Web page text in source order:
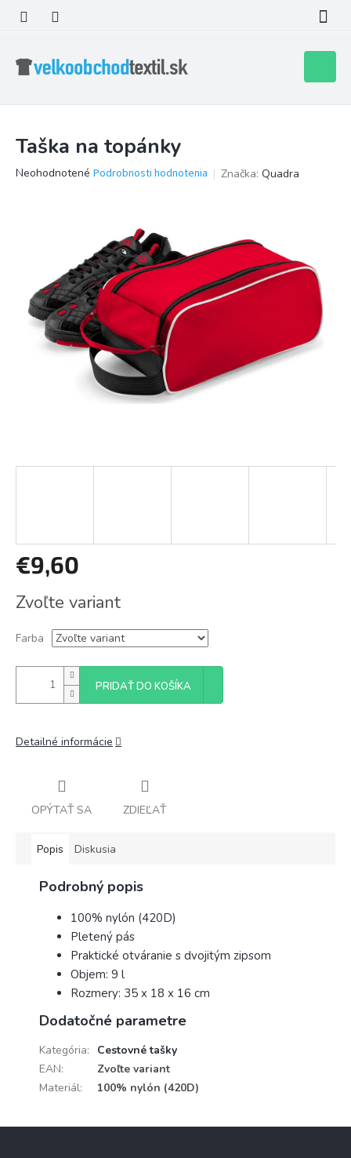
obsah
košík
Taška na topánky
Priemerné
hviezdičiek.
Neohodnotené Podrobnosti hodnotenia Značka: Quadra
€9,60
cena:
Zvoľte variant
Farba
PRIDAŤ DO KOŠÍKA
Detailné informácie
OPÝTAŤ SA ZDIEĽAŤ
Popis Diskusia
Podrobný popis
100% nylón (420D)
Pletený pás
Praktické otváranie s dvojitým zipsom
Objem: 9 l
Rozmery: 35 x 18 x 16 cm
Dodatočné parametre
Kategória:
Cestovné tašky
EAN:
Zvoľte variant
Materiál: 100% nylón (420D)